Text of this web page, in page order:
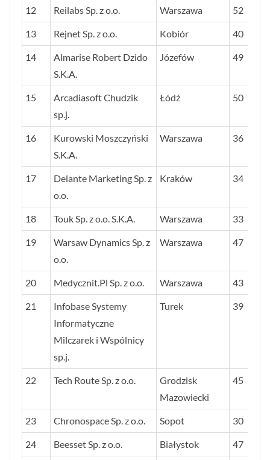
12 Reilabs Sp. z o.o. Warszawa 52
13 Rejnet Sp. z o.o. Kobiór 40
14
Almarise Robert Dzido
S.K.A.
Józefów 49
15
Arcadiasoft Chudzik
sp.j.
Łódź 50
16
Kurowski Moszczyński
S.K.A.
Warszawa 36
17
Delante Marketing Sp. z
o.o.
Kraków 34
18 Touk Sp. z o.o. S.K.A. Warszawa 33
19
Warsaw Dynamics Sp. z
o.o.
Warszawa 47
20 Medycznit.Pl Sp. z o.o. Warszawa 43
21
Infobase Systemy
Informatyczne
Milczarek i Wspólnicy
sp.j.
Turek 39
22 Tech Route Sp. z o.o.
Grodzisk
Mazowiecki
45
23 Chronospace Sp. z o.o. Sopot 30
24 Beesset Sp. z o.o. Białystok 47